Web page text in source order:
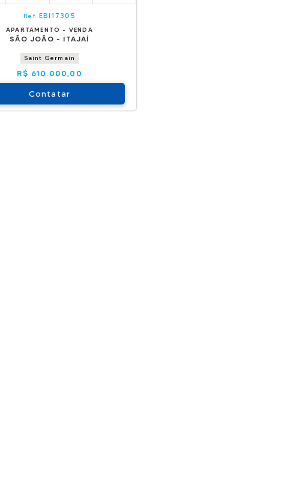
Ref. EBI17305
APARTAMENTO - VENDA
SÃO JOÃO - ITAJAÍ
Saint Germain
R$ 610.000,00
Contatar